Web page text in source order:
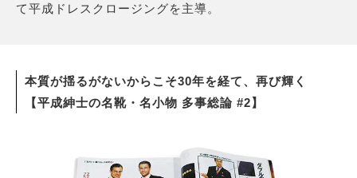
て平成ドレスクロージングを主導。
本質が揺るがないからこそ30年を経て、再び輝く
【平成紳士の名靴・名小物 多事総論 #2】